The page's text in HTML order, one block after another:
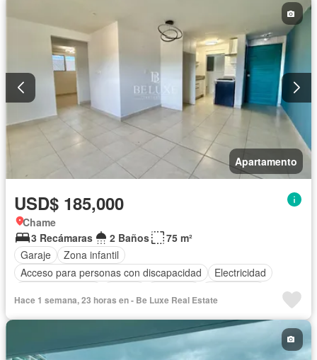
Apartamento
USD$ 185,000
Chame
3 Recámaras
2 Baños
75 m²
Garaje
Zona infantil
Acceso para personas con discapacidad
Electricidad
Vista panorámica
Seguridad Piscina Agua
Hace 1 semana, 23 horas en - Be Luxe Real Estate